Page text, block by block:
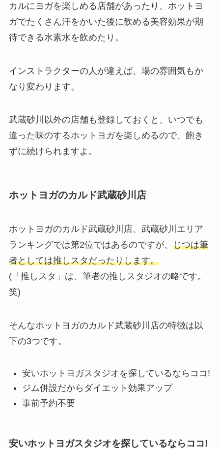
カルにヨガを楽しめる店舗があったり、ホットヨ
ガでたくさん汗をかいた後に飲める美容効果が期
待できる水素水を飲めたり。
インストラクターの人が違えば、場の雰囲気もか
なり変わります。
武蔵砂川以外の店舗も登録しておくと、いつでも
違った味のするホットヨガを楽しめるので、飽き
ずに続けられますよ。
ホットヨガのカルド武蔵砂川店
ホットヨガのカルド武蔵砂川店、武蔵砂川エリア
ランキングでは第2位ではあるのですが、 じつは筆
者としては推しスタだったりします。
(「推しスタ」は、筆者の推しスタジオの略です。
笑)
そんなホットヨガのカルド武蔵砂川店の特徴は以
下の3つです。
安いホットヨガスタジオを探しているならココ!
ジム併設だからダイエット効果アップ
事前予約不要
安いホットヨガスタジオを探しているならココ!